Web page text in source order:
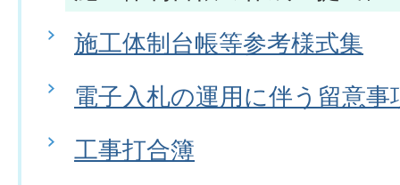
施工体制台帳等参考様式集
電子入札の運用に伴う留意事
工事打合簿